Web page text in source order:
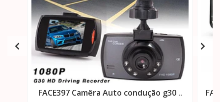
FACE397 Camêra Auto condução g30 ..